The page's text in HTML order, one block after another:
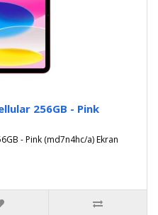
256GB - Pink
- Pink (md7n4hc/a) Ekran